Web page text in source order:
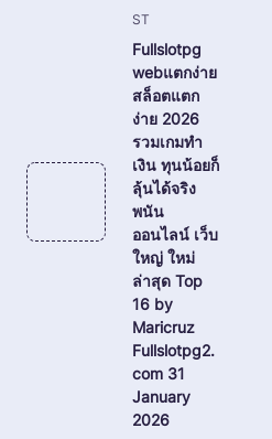
text">Page</span>
ST
Fullslotpg
webแตกง่าย
สล็อตแตก
ง่าย 2026
รวมเกมทำ
เงิน ทุนน้อยก็
ลุ้นได้จริง
พนัน
ออนไลน์ เว็บ
ใหญ่ ใหม่
ล่าสุด Top
16 by
Maricruz
Fullslotpg2.
com 31
January
2026